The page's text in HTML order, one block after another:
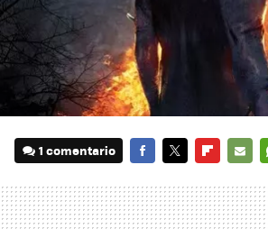
1 comentario
MAIL